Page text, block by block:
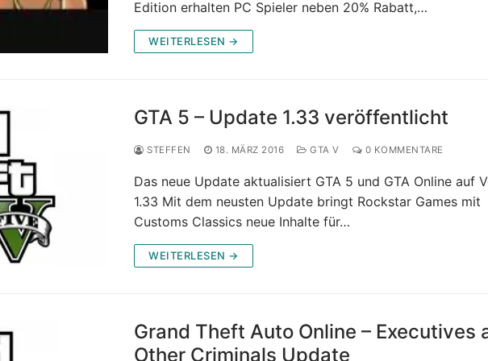
Edition erhalten PC Spieler neben 20% Rabatt,…
WEITERLESEN →
GTA 5 – Update 1.33 veröffentlicht
STEFFEN 18. MÄRZ 2016 GTA V 0 KOMMENTARE
Das neue Update aktualisiert GTA 5 und GTA Online auf
1.33 Mit dem neusten Update bringt Rockstar Games mit
Customs Classics neue Inhalte für…
WEITERLESEN →
Grand Theft Auto Online – Executives
Other Criminals Update